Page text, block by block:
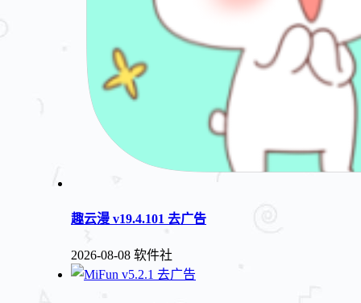
趣云漫 v19.4.101 去广告
2026-08-08 软件社